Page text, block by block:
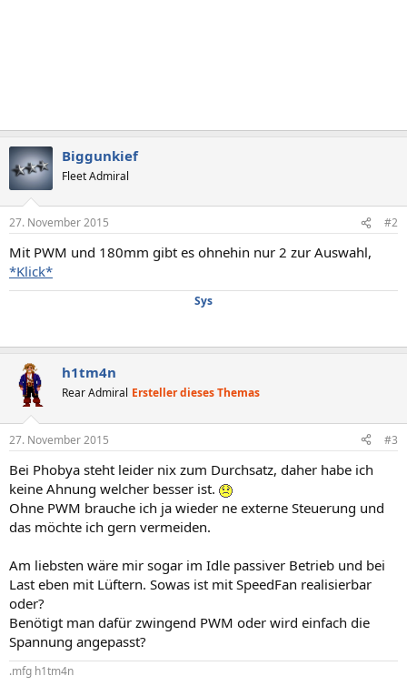
Biggunkief
Fleet Admiral
27. November 2015 #2
Mit PWM und 180mm gibt es ohnehin nur 2 zur Auswahl,
*Klick*
Sys
h1tm4n
Rear Admiral Ersteller dieses Themas
27. November 2015 #3
Bei Phobya steht leider nix zum Durchsatz, daher habe ich
keine Ahnung welcher besser ist.
Ohne PWM brauche ich ja wieder ne externe Steuerung und
das möchte ich gern vermeiden.
Am liebsten wäre mir sogar im Idle passiver Betrieb und bei
Last eben mit Lüftern. Sowas ist mit SpeedFan realisierbar
oder?
Benötigt man dafür zwingend PWM oder wird einfach die
Spannung angepasst?
.mfg h1tm4n